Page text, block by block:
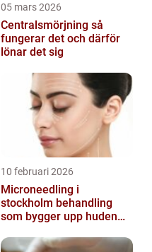
05 mars 2026
Centralsmörjning så
fungerar det och därför
lönar det sig
10 februari 2026
Microneedling i
stockholm behandling
som bygger upp huden